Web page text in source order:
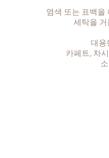
염색 또는 표백을
세탁을 거
대용
카페트, 차